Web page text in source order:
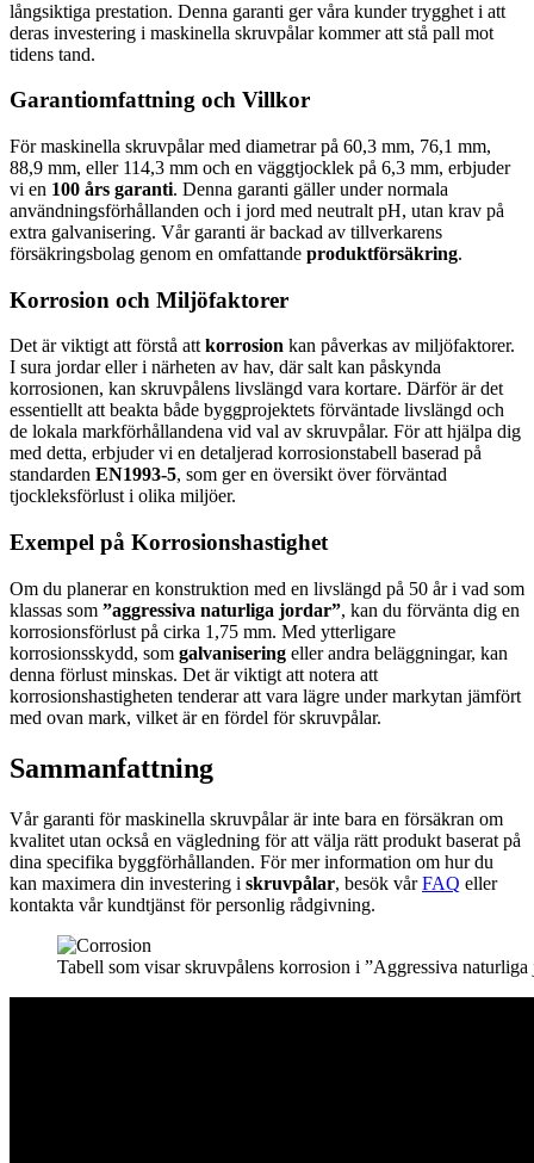
långsiktiga prestation. Denna garanti ger våra kunder trygghet i att
deras investering i maskinella skruvpålar kommer att stå pall mot
tidens tand.
Garantiomfattning och Villkor
För maskinella skruvpålar med diametrar på 60,3 mm, 76,1 mm,
88,9 mm, eller 114,3 mm och en väggtjocklek på 6,3 mm, erbjuder
vi en 100 års garanti. Denna garanti gäller under normala
användningsförhållanden och i jord med neutralt pH, utan krav på
extra galvanisering. Vår garanti är backad av tillverkarens
försäkringsbolag genom en omfattande produktförsäkring.
Korrosion och Miljöfaktorer
Det är viktigt att förstå attkorrosion kan påverkas av miljöfaktorer.
I sura jordar eller i närheten av hav, där salt kan påskynda
korrosionen, kan skruvpålens livslängd vara kortare. Därför är det
essentiellt att beakta både byggprojektets förväntade livslängd och
de lokala markförhållandena vid val av skruvpålar. För att hjälpa dig
med detta, erbjuder vi en detaljerad korrosionstabell baserad på
standarden EN1993-5, som ger en översikt över förväntad
tjockleksförlust i olika miljöer.
Exempel på Korrosionshastighet
Om du planerar en konstruktion med en livslängd på 50 år i vad som
klassas som ”aggressiva naturliga jordar”, kan du förvänta dig en
korrosionsförlust på cirka 1,75 mm. Med ytterligare
korrosionsskydd, som galvanisering eller andra beläggningar, kan
denna förlust minskas. Det är viktigt att notera att
korrosionshastigheten tenderar att vara lägre under markytan jämfört
med ovan mark, vilket är en fördel för skruvpålar.
Sammanfattning
Vår garanti för maskinella skruvpålar är inte bara en försäkran om
kvalitet utan också en vägledning för att välja rätt produkt baserat på
dina specifika byggförhållanden. För mer information om hur du
kan maximera din investering i skruvpålar, besök vårFAQ eller
kontakta vår kundtjänst för personlig rådgivning.
Tabell som visar skruvpålens korrosion i ”Aggressiva naturliga